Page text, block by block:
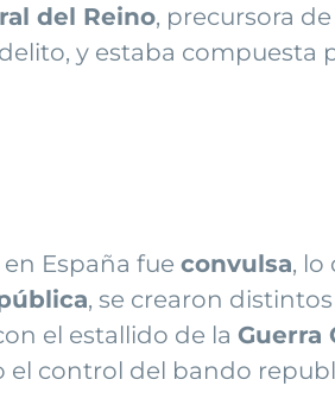
del Reino, precursora
y estaba compuesta
España fue convulsa, lo
, se crearon
el estallido de la Guerra
control del bando